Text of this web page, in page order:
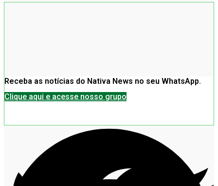
Receba as notícias do Nativa News no seu WhatsApp.
Clique aqui e acesse nosso grupo